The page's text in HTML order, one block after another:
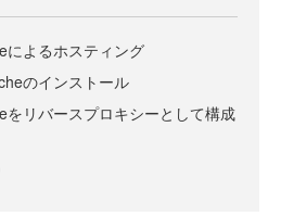
によるホスティング
のインストール
をリバースプロキシーとして構成